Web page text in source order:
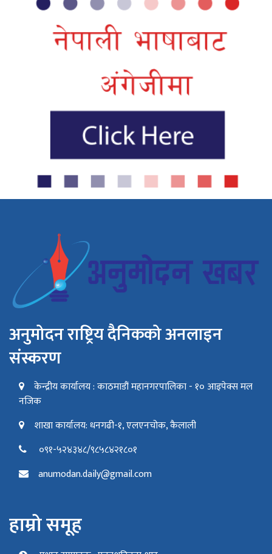
अनुमोदन राष्ट्रिय दैनिकको अनलाइन
संस्करण
केन्द्रीय कार्यालय : काठमाडौं महानगरपालिका - १० आइपेक्स मल
नजिक
शाखा कार्यालय: धनगढी-१, एलएनचोक, कैलाली
०९१-५२४३४८/९८५८४२१८०१
anumodan.daily@gmail.com
हाम्रो समूह